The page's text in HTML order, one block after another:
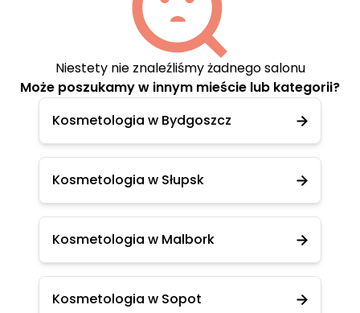
Niestety nie znaleźliśmy żadnego salonu
Może poszukamy w innym mieście lub kategorii?
Kosmetologia w Bydgoszcz
Kosmetologia w Słupsk
Kosmetologia w Malbork
Kosmetologia w Sopot